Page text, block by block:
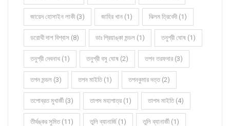
জায়েদ হোসাইন লাকী (3) জাহির খান (1) ঝিলম ত্রিবেদী (1)
ডরোথী দাশ বিশ্বাস (8) ডাঃ প্রিয়াঙ্কা মন্ডল (1) তনুশ্রী ঘোষ (1)
তনুশ্রী দেবনাথ (1) তনুশ্রী বসু ঘোষ (2) তপন তরফদার (3)
তপন মন্ডল (3) তপন মাইতি (1) তপনকুমার দত্ত (2)
তপোব্রত মুখার্জী (3) তাপস মহাপাত্র (1) তাপস মাইতি (4)
তীর্থঙ্কর সুমিত (11) তুলি ব্যানার্জি (1) তুলি ব্যানার্জী (1)